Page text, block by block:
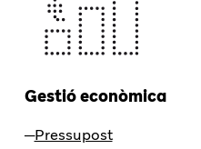
Gestió econòmica
Pressupost